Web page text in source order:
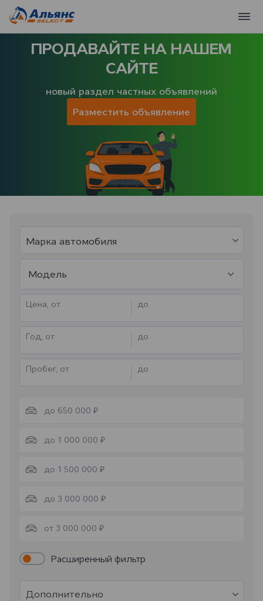
ПРОДАВАЙТЕ НА НАШЕМ
САЙТЕ
новый раздел частных объявлений
Разместить объявление
Модель
Цена, от до
Год, от до
Пробег, от до
до 650 000 ₽
до 1 000 000 ₽
до 1 500 000 ₽
до 3 000 000 ₽
от 3 000 000 ₽
Расширенный фильтр
Дополнительно